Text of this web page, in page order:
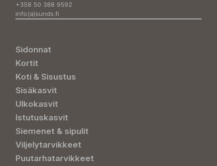
+358 50 388 9592
info(a)sunds.fi
Sidonnat
Kortit
Koti & Sisustus
Sisäkasvit
Ulkokasvit
Istutuskasvit
Siemenet & sipulit
Viljelytarvikkeet
Puutarhatarvikkeet